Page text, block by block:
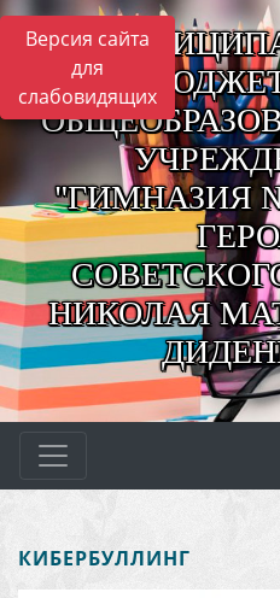
Версия сайта
для
слабовидящих
"ГИМНАЗИЯ
НИКОЛАЯ
КИБЕРБУЛЛИНГ